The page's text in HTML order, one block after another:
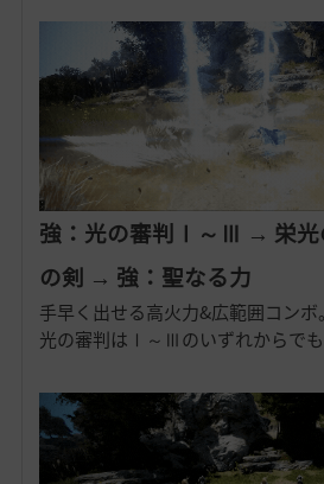
強：光の審判Ⅰ～Ⅲ → 栄光
の剣 → 強：聖なる力
手早く出せる高火力&広範囲コンボ。
光の審判はⅠ～Ⅲのいずれからでも